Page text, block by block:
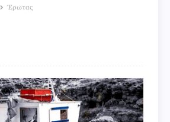
Έρωτας